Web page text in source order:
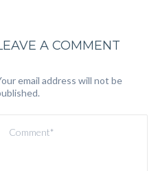
A COMMENT
email address will not be